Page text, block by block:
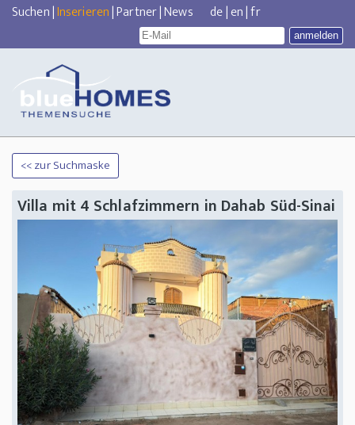
Suchen|Inserieren|Partner|News de|en|fr
<< zur Suchmaske
Villa mit 4 Schlafzimmern in Dahab Süd-Sinai